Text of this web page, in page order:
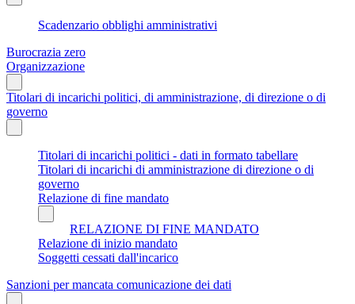
Scadenzario obblighi amministrativi
Burocrazia zero
Organizzazione
Titolari di incarichi politici, di amministrazione, di direzione o di
governo
Titolari di incarichi politici - dati in formato tabellare
Titolari di incarichi di amministrazione di direzione o di
governo
Relazione di fine mandato
RELAZIONE DI FINE MANDATO
Relazione di inizio mandato
Soggetti cessati dall'incarico
Sanzioni per mancata comunicazione dei dati